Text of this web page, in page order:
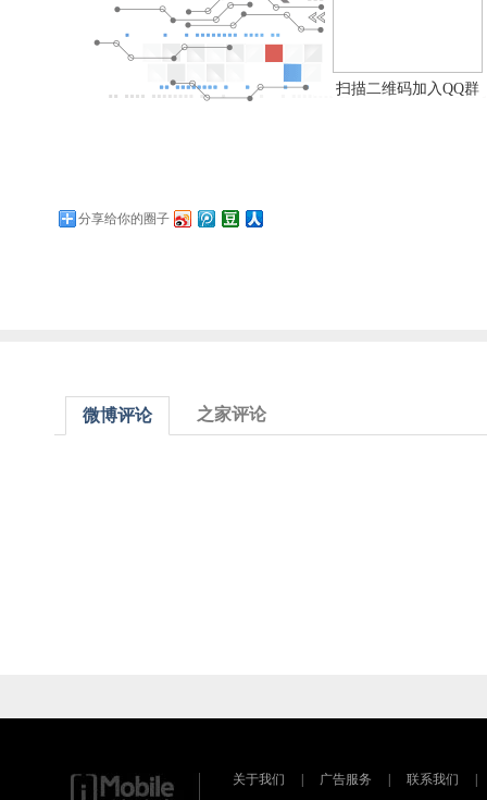
扫描二维码加入QQ群
分享给你的圈子
微博评论 之家评论
关于我们 广告服务 联系我们